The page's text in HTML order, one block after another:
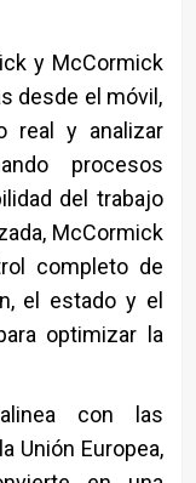
y McCormick
desde el móvil,
real y analizar
procesos
del trabajo
McCormick
completo de
el estado y el
optimizar la
con las
Unión Europea,